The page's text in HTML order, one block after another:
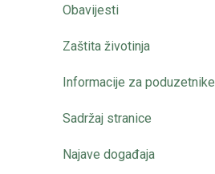
Obavijesti
Zaštita životinja
Informacije za poduzetnike
Sadržaj stranice
Najave događaja